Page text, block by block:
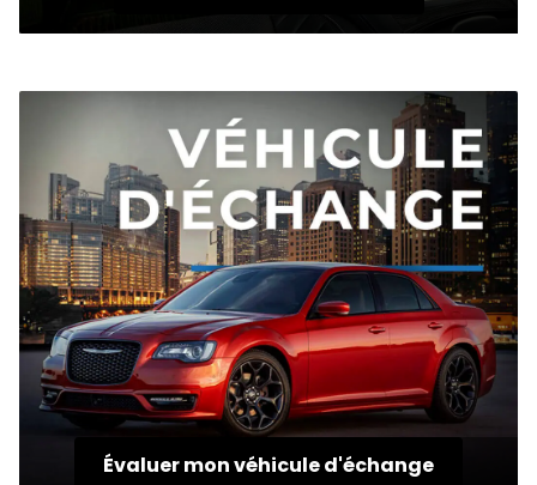
Évaluer mon véhicule d'échange